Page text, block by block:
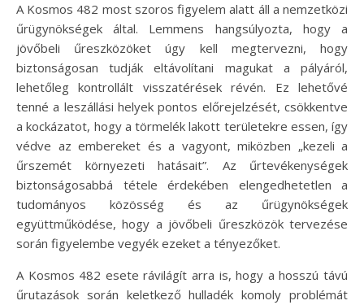
A Kosmos 482 most szoros figyelem alatt áll a nemzetközi
űrügynökségek által. Lemmens hangsúlyozta, hogy a
jövőbeli űreszközöket úgy kell megtervezni, hogy
biztonságosan tudják eltávolítani magukat a pályáról,
lehetőleg kontrollált visszatérések révén. Ez lehetővé
tenné a leszállási helyek pontos előrejelzését, csökkentve
a kockázatot, hogy a törmelék lakott területekre essen, így
védve az embereket és a vagyont, miközben „kezeli a
űrszemét környezeti hatásait”. Az űrtevékenységek
biztonságosabbá tétele érdekében elengedhetetlen a
tudományos közösség és az űrügynökségek
együttműködése, hogy a jövőbeli űreszközök tervezése
során figyelembe vegyék ezeket a tényezőket.
A Kosmos 482 esete rávilágít arra is, hogy a hosszú távú
űrutazások során keletkező hulladék komoly problémát